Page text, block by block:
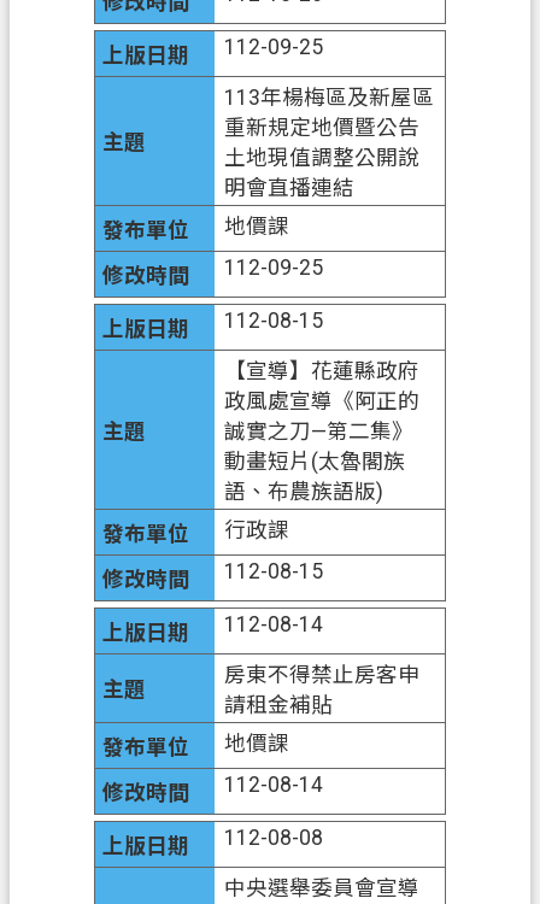
112-09-25
113年楊梅區及新屋區
重新規定地價暨公告
土地現值調整公開說
明會直播連結
地價課
112-09-25
112-08-15
【宣導】花蓮縣政府
政風處宣導《阿正的
誠實之刀—第二集》
動畫短片(太魯閣族
語、布農族語版)
行政課
112-08-15
112-08-14
房東不得禁止房客申
請租金補貼
地價課
112-08-14
112-08-08
中央選舉委員會宣導